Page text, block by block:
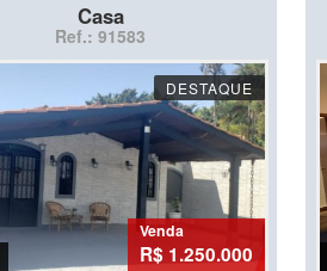
Casa
Ref.: 91583
DESTAQUE
Venda
R$ 1.250.000